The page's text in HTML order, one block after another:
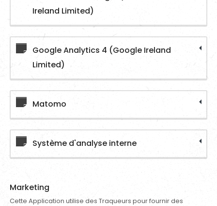
Ireland Limited)
Google Analytics 4 (Google Ireland
Limited)
Matomo
Système d'analyse interne
Marketing
Cette Application utilise des Traqueurs pour fournir des